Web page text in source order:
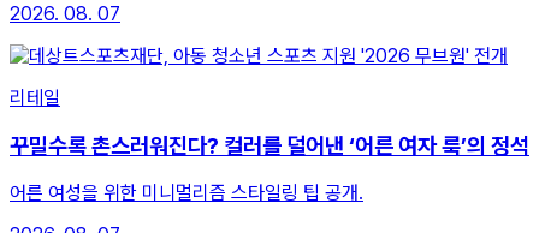
2026. 08. 07
리테일
꾸밀수록 촌스러워진다? 컬러를 덜어낸 ‘어른 여자 룩’의 정석
어른 여성을 위한 미니멀리즘 스타일링 팁 공개.